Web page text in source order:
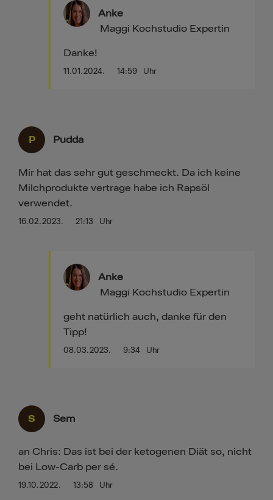
Anke
11.01.2024. 14:59 Uhr
Maggi Kochstudio Expertin
Danke!
P Pudda
16.02.2023. 21:13 Uhr
Mir hat das sehr gut geschmeckt. Da ich keine
Milchprodukte vertrage habe ich Rapsöl
verwendet.
Anke
08.03.2023. 9:34 Uhr
Maggi Kochstudio Expertin
geht natürlich auch, danke für den
Tipp!
S Sem
19.10.2022. 13:58 Uhr
an Chris: Das ist bei der ketogenen Diät so, nicht
bei Low-Carb per sé.